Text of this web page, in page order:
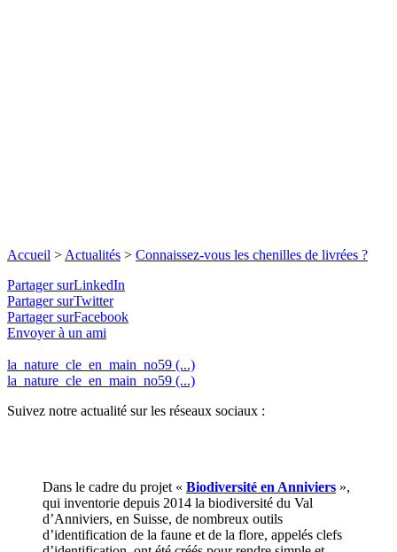
Accueil > Actualités > Connaissez-vous les chenilles de livrées ?
Partager surLinkedIn
Partager surTwitter
Partager surFacebook
Envoyer à un ami
la_nature_cle_en_main_no59 (...)
la_nature_cle_en_main_no59 (...)
Suivez notre actualité sur les réseaux sociaux :
Dans le cadre du projet « Biodiversité en Anniviers »,
qui inventorie depuis 2014 la biodiversité du Val
d’Anniviers, en Suisse, de nombreux outils
d’identification de la faune et de la flore, appelés clefs